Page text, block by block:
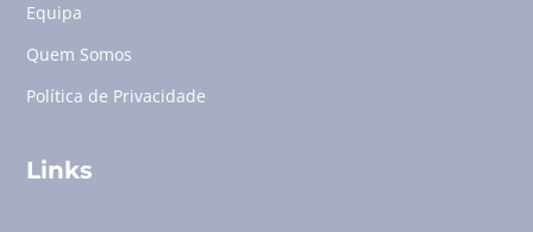
Equipa
Quem Somos
Política de Privacidade
Links